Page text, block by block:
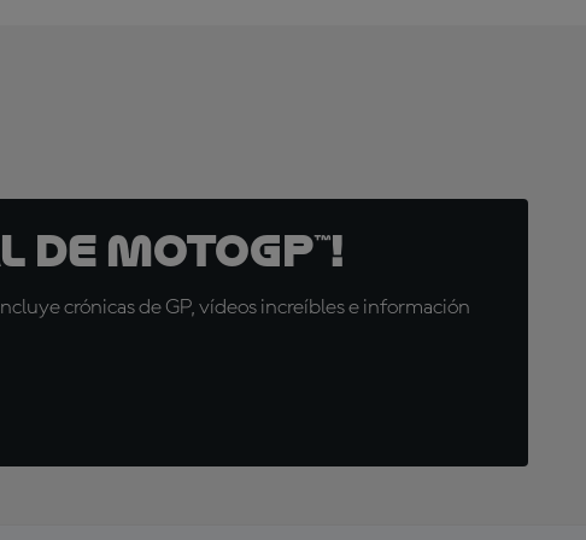
MotoGP™!
crónicas de GP, vídeos increíbles e información